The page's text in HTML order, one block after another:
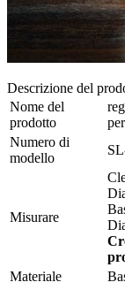
Descrizione del
Nome del
prodotto
Numero di
modello
Misurare
Materiale